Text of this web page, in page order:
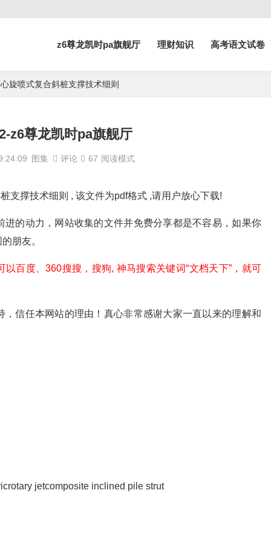
z6尊龙凯时pa旗舰厅 理财知识 高考语文试卷
旋喷式复合斜桩支撑技术细则
z6尊龙凯时pa旗舰厅
图集 评论 67 阅读模式
支撑技术细则 , 该文件为pdf格式 ,请用户放心下载!
的动力，网站收集的文件并免费分享都是不容易，如果你
朋友。
百度、360搜搜，搜狗, 神马搜索关键词“文档天下”，就可
信任本网站的理由！真心非常感谢大家一直以来的理解和
jetcomposite inclined pile strut